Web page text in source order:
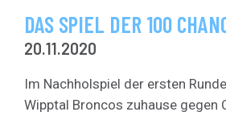
DAS SPIEL DER 100
20.11.2020
Im Nachholspiel der ersten
Wipptal Broncos zuhause gegen